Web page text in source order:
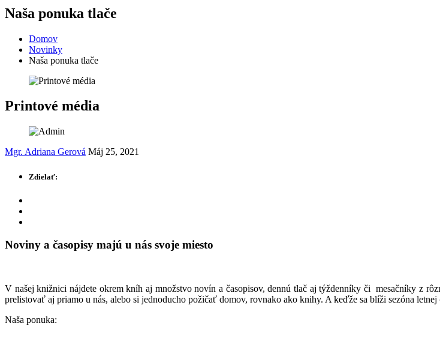
Naša ponuka tlače
Domov
Novinky
Naša ponuka tlače
Printové média
Mgr. Adriana Gerová Máj 25, 2021
Zdielať:
Noviny a časopisy majú u nás svoje miesto
V našej knižnici nájdete okrem kníh aj množstvo novín a časopisov, dennú tlač aj týždenníky či mesačníky z
prelistovať aj priamo u nás, alebo si jednoducho požičať domov, rovnako ako knihy. A keďže sa blíži sezóna
Naša ponuka: